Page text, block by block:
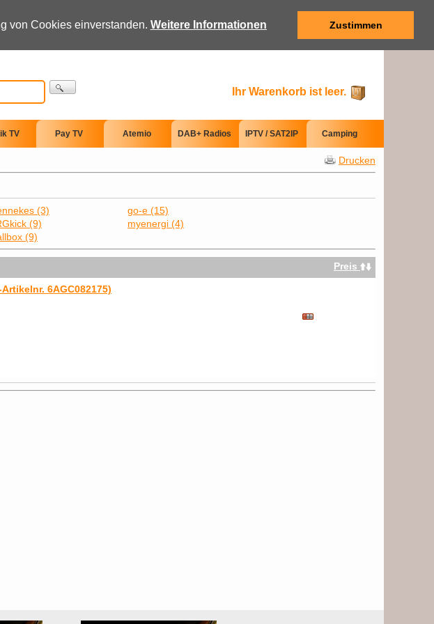
von Cookies einverstanden. Weitere Informationen Zustimmen
Ihr Warenkorb ist leer.
TV Pay TV Atemio DAB+ Radios IPTV / SAT2IP Camping
Drucken
(3)
(9)
(9)
go-e (15)
myenergi (4)
Preis
6AGC082175)